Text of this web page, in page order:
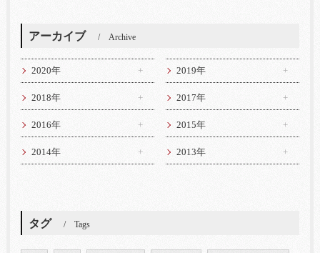
アーカイブ Archive
2020年 2019年
2018年 2017年
2016年 2015年
2014年 2013年
タグ Tags